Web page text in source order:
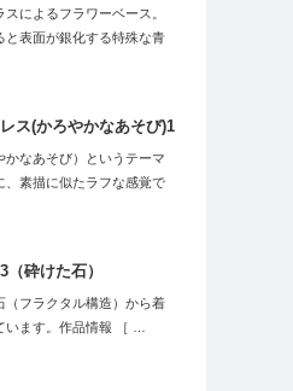
スによるフラワーベース。
と表面が銀化する特殊な青
ス(かろやかなあそび)1
かなあそび）というテーマ
、素描に似たラフな感覚で
（砕けた石）
（フラクタル構造）から着
います。作品情報 ［ …